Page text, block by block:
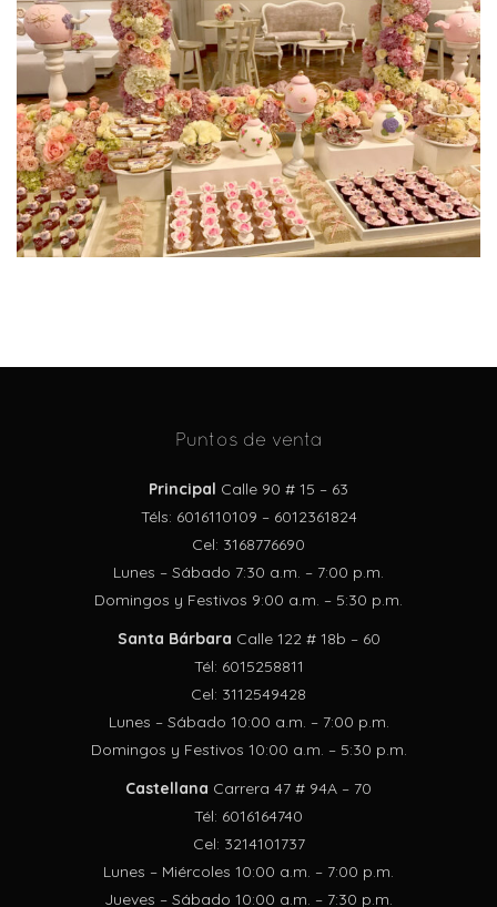
Puntos de venta
Principal Calle 90 # 15 – 63
Téls: 6016110109 – 6012361824
Cel: 3168776690
Lunes – Sábado 7:30 a.m. – 7:00 p.m.
Domingos y Festivos 9:00 a.m. – 5:30 p.m.
Santa Bárbara Calle 122 # 18b – 60
Tél: 6015258811
Cel: 3112549428
Lunes – Sábado 10:00 a.m. – 7:00 p.m.
Domingos y Festivos 10:00 a.m. – 5:30 p.m.
Castellana Carrera 47 # 94A – 70
Tél: 6016164740
Cel: 3214101737
Lunes – Miércoles 10:00 a.m. – 7:00 p.m.
Jueves – Sábado 10:00 a.m. – 7:30 p.m.